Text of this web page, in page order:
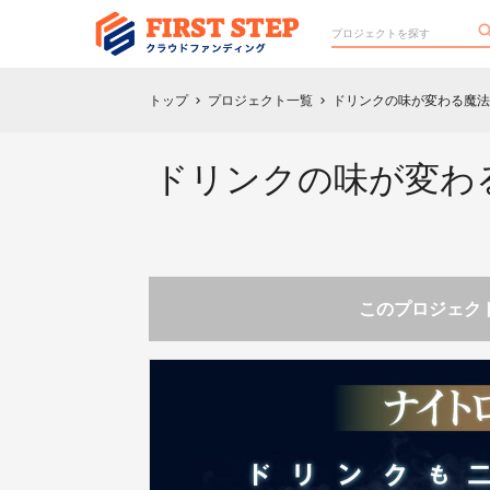
トップ chevron_right プロジェクト一覧 chevron_right ドリンクの味が変わる魔
ドリンクの味が変
このプロジェク